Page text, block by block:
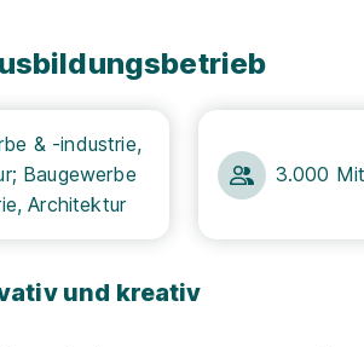
& -industrie,
Baugewerbe
Architektur
3.000
und kreativ